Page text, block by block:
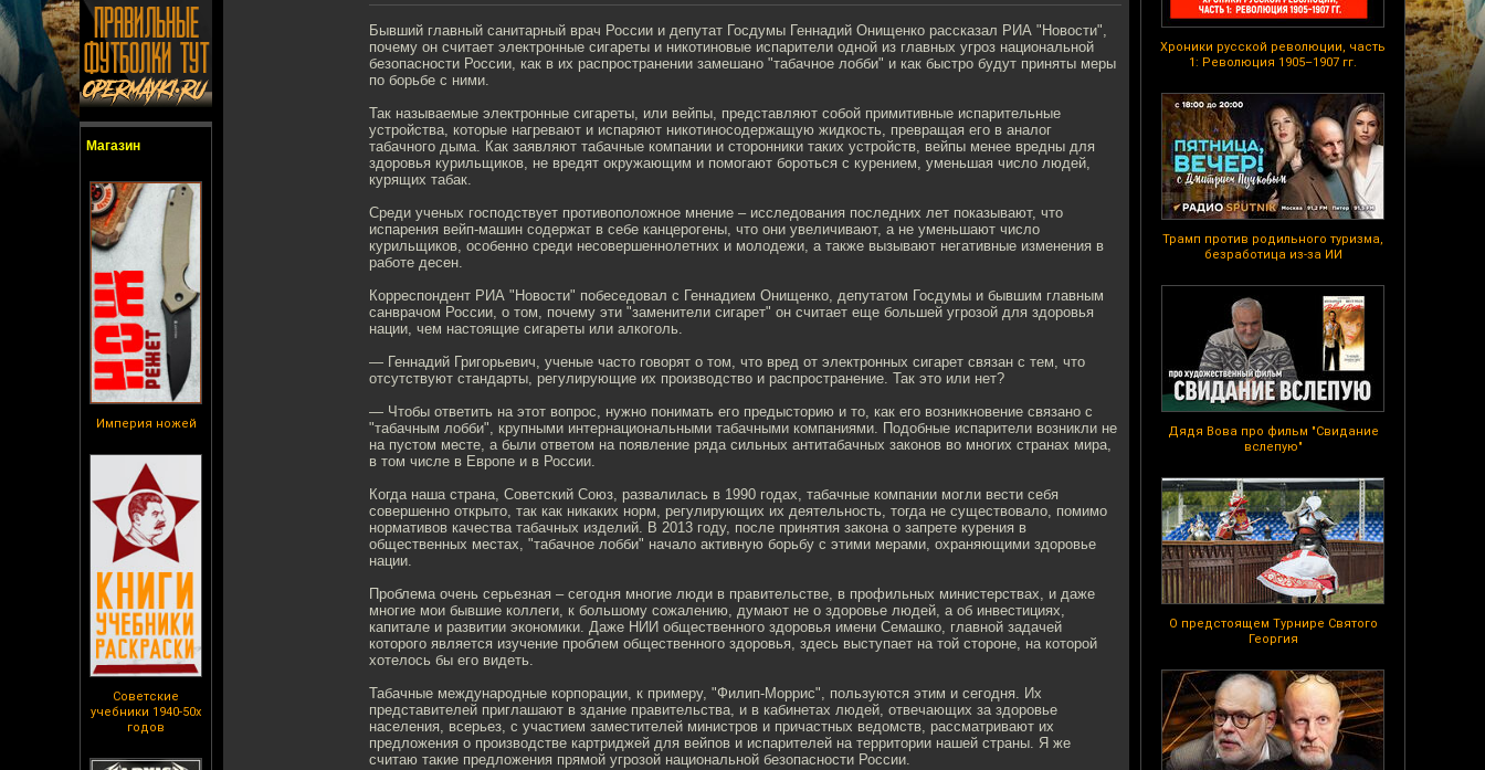
Магазин
Империя ножей
Советские
учебники 1940-50х
годов
Хроники русской революции, часть
1: Революция 1905–1907 гг.
Трамп против родильного туризма,
безработица из-за ИИ
Дядя Вова про фильм "Свидание
вслепую"
О предстоящем Турнире Святого
Георгия
Бывший главный санитарный врач России и депутат Госдумы Геннадий Онищенко рассказал РИА "Новости",
почему он считает электронные сигареты и никотиновые испарители одной из главных угроз национальной
безопасности России, как в их распространении замешано "табачное лобби" и как быстро будут приняты меры
по борьбе с ними.
Так называемые электронные сигареты, или вейпы, представляют собой примитивные испарительные
устройства, которые нагревают и испаряют никотиносодержащую жидкость, превращая его в аналог
табачного дыма. Как заявляют табачные компании и сторонники таких устройств, вейпы менее вредны для
здоровья курильщиков, не вредят окружающим и помогают бороться с курением, уменьшая число людей,
курящих табак.
Среди ученых господствует противоположное мнение – исследования последних лет показывают, что
испарения вейп-машин содержат в себе канцерогены, что они увеличивают, а не уменьшают число
курильщиков, особенно среди несовершеннолетних и молодежи, а также вызывают негативные изменения в
работе десен.
Корреспондент РИА "Новости" побеседовал с Геннадием Онищенко, депутатом Госдумы и бывшим главным
санврачом России, о том, почему эти "заменители сигарет" он считает еще большей угрозой для здоровья
нации, чем настоящие сигареты или алкоголь.
— Геннадий Григорьевич, ученые часто говорят о том, что вред от электронных сигарет связан с тем, что
отсутствуют стандарты, регулирующие их производство и распространение. Так это или нет?
— Чтобы ответить на этот вопрос, нужно понимать его предысторию и то, как его возникновение связано с
"табачным лобби", крупными интернациональными табачными компаниями. Подобные испарители возникли не
на пустом месте, а были ответом на появление ряда сильных антитабачных законов во многих странах мира,
в том числе в Европе и в России.
Когда наша страна, Советский Союз, развалилась в 1990 годах, табачные компании могли вести себя
совершенно открыто, так как никаких норм, регулирующих их деятельность, тогда не существовало, помимо
нормативов качества табачных изделий. В 2013 году, после принятия закона о запрете курения в
общественных местах, "табачное лобби" начало активную борьбу с этими мерами, охраняющими здоровье
нации.
Проблема очень серьезная – сегодня многие люди в правительстве, в профильных министерствах, и даже
многие мои бывшие коллеги, к большому сожалению, думают не о здоровье людей, а об инвестициях,
капитале и развитии экономики. Даже НИИ общественного здоровья имени Семашко, главной задачей
которого является изучение проблем общественного здоровья, здесь выступает на той стороне, на которой
хотелось бы его видеть.
Табачные международные корпорации, к примеру, "Филип-Моррис", пользуются этим и сегодня. Их
представителей приглашают в здание правительства, и в кабинетах людей, отвечающих за здоровье
населения, всерьез, с участием заместителей министров и причастных ведомств, рассматривают их
предложения о производстве картриджей для вейпов и испарителей на территории нашей страны. Я же
считаю такие предложения прямой угрозой национальной безопасности России.